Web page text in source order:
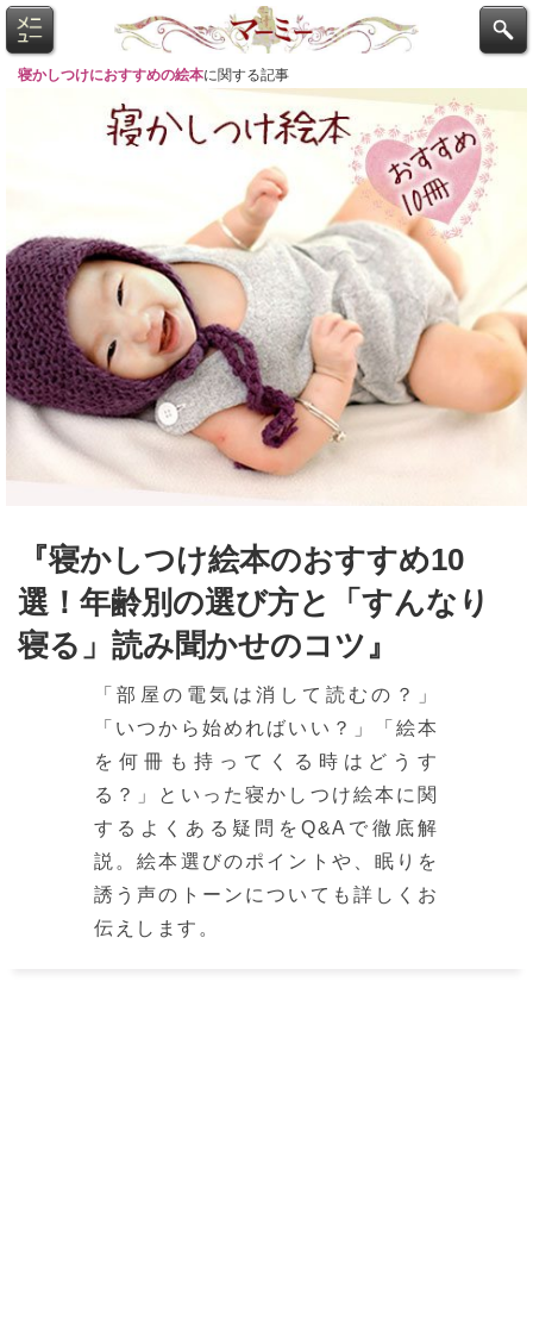
寝かしつけにおすすめの絵本に関する記事
『寝かしつけ絵本のおすすめ10
選！年齢別の選び方と「すんなり
寝る」読み聞かせのコツ』
「部屋の電気は消して読むの？」
「いつから始めればいい？」「絵本
を何冊も持ってくる時はどうす
る？」といった寝かしつけ絵本に関
するよくある疑問をQ&Aで徹底解
説。絵本選びのポイントや、眠りを
誘う声のトーンについても詳しくお
伝えします。